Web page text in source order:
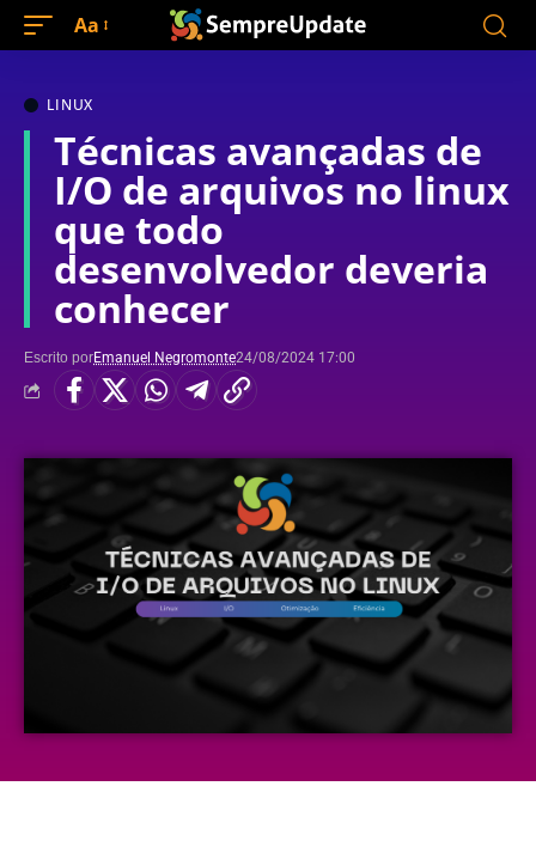
Aa
LINUX
Técnicas avançadas de
I/O de arquivos no linux
que todo
desenvolvedor deveria
conhecer
Escrito porEmanuel Negromonte24/08/2024 17:00